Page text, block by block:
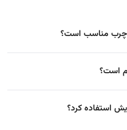
چرب مناسب است؟
است؟
استفاده کرد؟